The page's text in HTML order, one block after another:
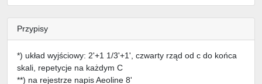
Przypisy
*) układ wyjściowy: 2'+1 1/3'+1', czwarty rząd od c do końca
skali, repetycje na każdym C
**) na rejestrze napis Aeoline 8'